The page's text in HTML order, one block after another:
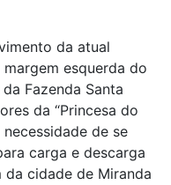
da atual
esquerda do
Fazenda Santa
da “Princesa do
de se
carga e descarga
cidade de Miranda